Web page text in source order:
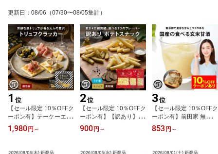
更新日 ： 08/06 （07/30〜08/05集計）
1 位
【セール限定 10％OFFク
ーポン有】テーケーエム
トリュフクラッカー 2箱/
4箱/6箱/12箱/36箱 (1箱 3
リュフ トリュフ クラッ
1,980 円 ～
2位
【セール限定 10％OFFク
ーポン有】【訳あり】前
田家 フライドポテトスナ
ック うす塩 お買い得 う
つ おつまみ ビール お徳
900 円 ～
3位
【セール限定 10％OFFク
ーポン有】前田家 無添加
玄米甘酒 砂糖不使用 国
産の玄米だけで作った 国
不使用 添加物不使用 ア
853 円 ～